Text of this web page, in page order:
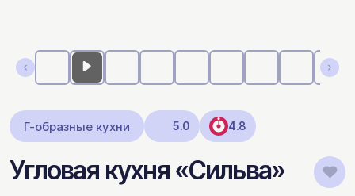
Г-образные кухни 5.0 4.8
Угловая кухня «Сильва»